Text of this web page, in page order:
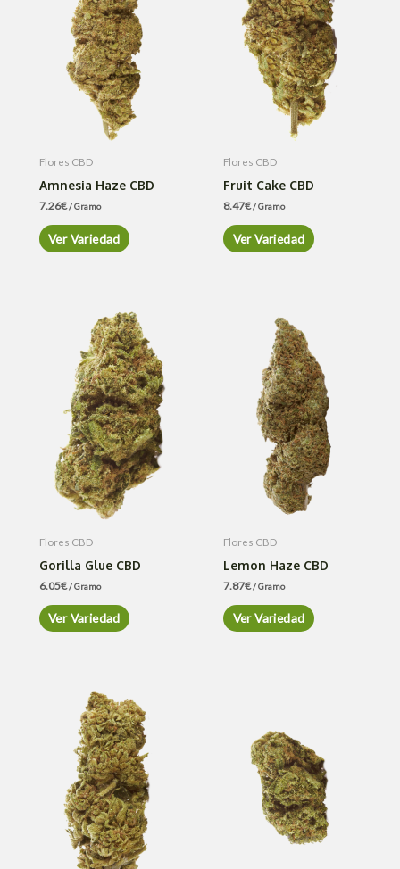
Flores CBD
Amnesia Haze CBD
7.26€/ Gramo
Ver Variedad
Flores CBD
Fruit Cake CBD
8.47€/ Gramo
Ver Variedad
Flores CBD
Gorilla Glue CBD
6.05€/ Gramo
Ver Variedad
Flores CBD
Lemon Haze CBD
7.87€/ Gramo
Ver Variedad